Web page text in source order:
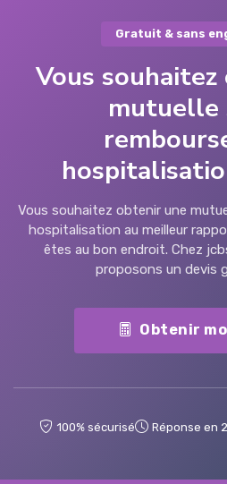
Gratuit & sans
Vous
mutuelle
Vous souhaitez obtenir une
hospitalisation au meilleur
êtes au bon endroit. Chez
proposons un devis
Obtenir
100% sécurisé Réponse en